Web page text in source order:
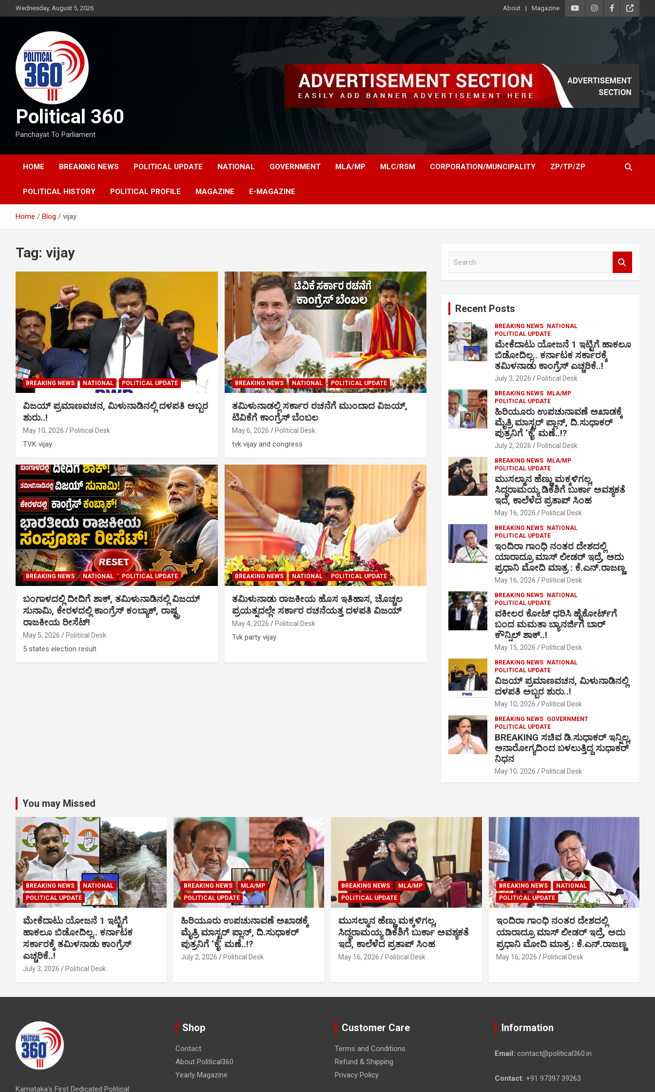
to
Wednesday, August 5, 2026 About Magazine
Political 360
Panchayat To Parliament
HOME BREAKING NEWS POLITICAL UPDATE NATIONAL GOVERNMENT MLA/MP MLC/RSM CORPORATION/MUNCIPALITY ZP/TP/ZP
POLITICAL HISTORY POLITICAL PROFILE MAGAZINE E-MAGAZINE
Home Blog vijay
Tag: vijay
BREAKING NEWS NATIONAL POLITICAL UPDATE
ವಿಜಯ್ ಪ್ರಮಾಣವಚನ, ಮಿಳುನಾಡಿನಲ್ಲಿ ದಳಪತಿ ಅಬ್ಬರ
ಶುರು..!
May 10, 2026 Political Desk
TVK vijay
BREAKING NEWS NATIONAL POLITICAL UPDATE
ತಮಿಳುನಾಡಲ್ಲಿ ಸರ್ಕಾರ ರಚನೆಗೆ ಮುಂದಾದ ವಿಜಯ್‌,
ಟಿವಿಕೆಗೆ ಕಾಂಗ್ರೆಸ್‌ ಬೆಂಬಲ
May 6, 2026 Political Desk
tvk vijay and congress
BREAKING NEWS NATIONAL POLITICAL UPDATE
ಬಂಗಾಳದಲ್ಲಿ ದೀದಿಗೆ ಶಾಕ್, ತಮಿಳುನಾಡಿನಲ್ಲಿ ವಿಜಯ್
ಸುನಾಮಿ, ಕೇರಳದಲ್ಲಿ ಕಾಂಗ್ರೆಸ್ ಕಂಬ್ಯಾಕ್, ರಾಷ್ಟ್ರ
ರಾಜಕೀಯ ರೀಸೆಟ್!
May 5, 2026 Political Desk
5 states election result
BREAKING NEWS NATIONAL POLITICAL UPDATE
ತಮಿಳುನಾಡು ರಾಜಕೀಯ ಹೊಸ ಇತಿಹಾಸ, ಚೊಚ್ಚಲ
ಪ್ರಯತ್ನದಲ್ಲೇ ಸರ್ಕಾರ ರಚನೆಯತ್ತ ದಳಪತಿ ವಿಜಯ್‌
May 4, 2026 Political Desk
Tvk party vijay
Recent Posts
BREAKING NEWS
NATIONAL
POLITICAL UPDATE
ಮೇಕೆದಾಟು ಯೋಜನೆ 1 ಇಟ್ಟಿಗೆ ಹಾಕಲೂ
ಬಿಡೋದಿಲ್ಲ.. ಕರ್ನಾಟಕ ಸರ್ಕಾರಕ್ಕೆ
ತಮಿಳನಾಡು ಕಾಂಗ್ರೆಸ್ ಎಚ್ಚರಿಕೆ..!
July 3, 2026 Political Desk
BREAKING NEWS
MLA/MP
POLITICAL UPDATE
ಹಿರಿಯೂರು ಉಪಚುನಾವಣೆ ಅಖಾಡಕ್ಕೆ
ಮೈತ್ರಿ ಮಾಸ್ಟರ್ ಪ್ಲಾನ್, ದಿ.ಸುಧಾಕರ್
ಪುತ್ರನಿಗೆ ‘ಕೈ’ ಮಣೆ..!?
July 2, 2026 Political Desk
BREAKING NEWS
MLA/MP
POLITICAL UPDATE
ಮುಸಲ್ಮಾನ ಹೆಣ್ಣು ಮಕ್ಕಳಿಗಲ್ಲ,
ಸಿದ್ದರಾಮಯ್ಯ ಡಿಕೆಶಿಗೆ ಬುರ್ಕಾ ಅವಶ್ಯಕತೆ
ಇದೆ, ಕಾಲೆಳೆದ ಪ್ರತಾಪ್ ಸಿಂಹ
May 16, 2026 Political Desk
BREAKING NEWS
NATIONAL
POLITICAL UPDATE
ಇಂದಿರಾ ಗಾಂಧಿ ನಂತರ ದೇಶದಲ್ಲಿ
ಯಾರಾದ್ರೂ ಮಾಸ್ ಲೀಡರ್ ಇದ್ರೆ, ಅದು
ಪ್ರಧಾನಿ ಮೋದಿ ಮಾತ್ರ : ಕೆ.ಎನ್.ರಾಜಣ್ಣ
May 16, 2026 Political Desk
BREAKING NEWS
NATIONAL
POLITICAL UPDATE
ವಕೀಲರ ಕೋಟ್ ಧರಿಸಿ ಹೈಕೋರ್ಟ್​ಗೆ
ಬಂದ ಮಮತಾ ಬ್ಯಾನರ್ಜಿಗೆ ಬಾರ್
ಕೌನ್ಸಿಲ್ ಶಾಕ್..!
May 15, 2026 Political Desk
BREAKING NEWS
NATIONAL
POLITICAL UPDATE
ವಿಜಯ್ ಪ್ರಮಾಣವಚನ, ಮಿಳುನಾಡಿನಲ್ಲಿ
ದಳಪತಿ ಅಬ್ಬರ ಶುರು..!
May 10, 2026 Political Desk
BREAKING NEWS GOVERNMENT
POLITICAL UPDATE
BREAKING ಸಚಿವ ಡಿ.ಸುಧಾಕರ್ ಇನ್ನಿಲ್ಲ,
ಅನಾರೋಗ್ಯದಿಂದ ಬಳಲುತ್ತಿದ್ದ ಸುಧಾಕರ್
ನಿಧನ
May 10, 2026 Political Desk
You may Missed
BREAKING NEWS
NATIONAL
POLITICAL UPDATE
ಮೇಕೆದಾಟು ಯೋಜನೆ 1 ಇಟ್ಟಿಗೆ
ಹಾಕಲೂ ಬಿಡೋದಿಲ್ಲ.. ಕರ್ನಾಟಕ
ಸರ್ಕಾರಕ್ಕೆ ತಮಿಳನಾಡು ಕಾಂಗ್ರೆಸ್
ಎಚ್ಚರಿಕೆ..!
July 3, 2026 Political Desk
BREAKING NEWS
MLA/MP
POLITICAL UPDATE
ಹಿರಿಯೂರು ಉಪಚುನಾವಣೆ ಅಖಾಡಕ್ಕೆ
ಮೈತ್ರಿ ಮಾಸ್ಟರ್ ಪ್ಲಾನ್, ದಿ.ಸುಧಾಕರ್
ಪುತ್ರನಿಗೆ ‘ಕೈ’ ಮಣೆ..!?
July 2, 2026 Political Desk
BREAKING NEWS
MLA/MP
POLITICAL UPDATE
ಮುಸಲ್ಮಾನ ಹೆಣ್ಣು ಮಕ್ಕಳಿಗಲ್ಲ,
ಸಿದ್ದರಾಮಯ್ಯ ಡಿಕೆಶಿಗೆ ಬುರ್ಕಾ ಅವಶ್ಯಕತೆ
ಇದೆ, ಕಾಲೆಳೆದ ಪ್ರತಾಪ್ ಸಿಂಹ
May 16, 2026 Political Desk
BREAKING NEWS
NATIONAL
POLITICAL UPDATE
ಇಂದಿರಾ ಗಾಂಧಿ ನಂತರ ದೇಶದಲ್ಲಿ
ಯಾರಾದ್ರೂ ಮಾಸ್ ಲೀಡರ್ ಇದ್ರೆ, ಅದು
ಪ್ರಧಾನಿ ಮೋದಿ ಮಾತ್ರ : ಕೆ.ಎನ್.ರಾಜಣ್ಣ
May 16, 2026 Political Desk
Karnataka’s First Dedicated Political
Shop
Contact
About Political360
Yearly Magazine
Customer Care
Terms and Conditions
Refund & Shipping
Privacy Policy
Information
Email: contact@political360.in
Contact: +91 97397 39263